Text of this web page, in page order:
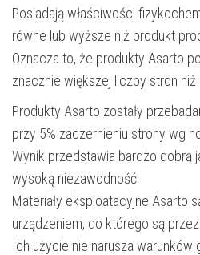
Posiadają właściwości
równe lub wyższe niż produkt
Oznacza to, że produkty Asarto
znacznie większej liczby stron niż
Produkty Asarto zostały
przy 5% zaczernieniu strony wg
Wynik przedstawia bardzo dobrą
wysoką niezawodność.
Materiały eksploatacyjne Asarto
urządzeniem, do którego są
Ich użycie nie narusza warunków